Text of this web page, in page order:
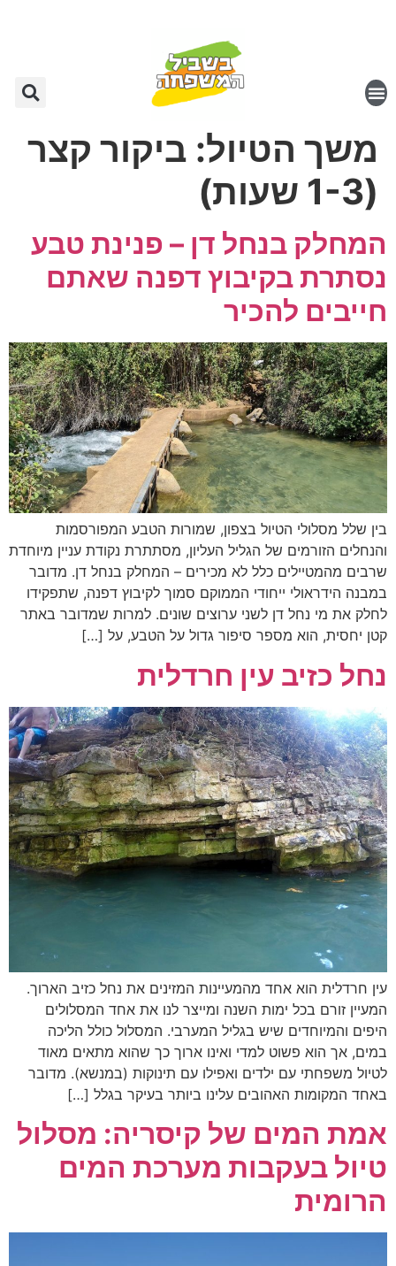
משך הטיול: ביקור קצר
(1-3 שעות)
המחלק בנחל דן – פנינת טבע
נסתרת בקיבוץ דפנה שאתם
חייבים להכיר
בין שלל מסלולי הטיול בצפון, שמורות הטבע המפורסמות
והנחלים הזורמים של הגליל העליון, מסתתרת נקודת עניין מיוחדת
שרבים מהמטיילים כלל לא מכירים – המחלק בנחל דן. מדובר
במבנה הידראולי ייחודי הממוקם סמוך לקיבוץ דפנה, שתפקידו
לחלק את מי נחל דן לשני ערוצים שונים. למרות שמדובר באתר
קטן יחסית, הוא מספר סיפור גדול על הטבע, על […]
נחל כזיב עין חרדלית
עין חרדלית הוא אחד מהמעיינות המזינים את נחל כזיב הארוך.
המעיין זורם בכל ימות השנה ומייצר לנו את אחד המסלולים
היפים והמיוחדים שיש בגליל המערבי. המסלול כולל הליכה
במים, אך הוא פשוט למדי ואינו ארוך כך שהוא מתאים מאוד
לטיול משפחתי עם ילדים ואפילו עם תינוקות (במנשא). מדובר
באחד המקומות האהובים עלינו ביותר בעיקר בגלל […]
אמת המים של קיסריה: מסלול
טיול בעקבות מערכת המים
הרומית